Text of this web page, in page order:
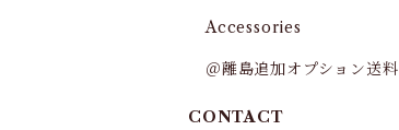
Accessories
＠離島追加オプション送料
CONTACT